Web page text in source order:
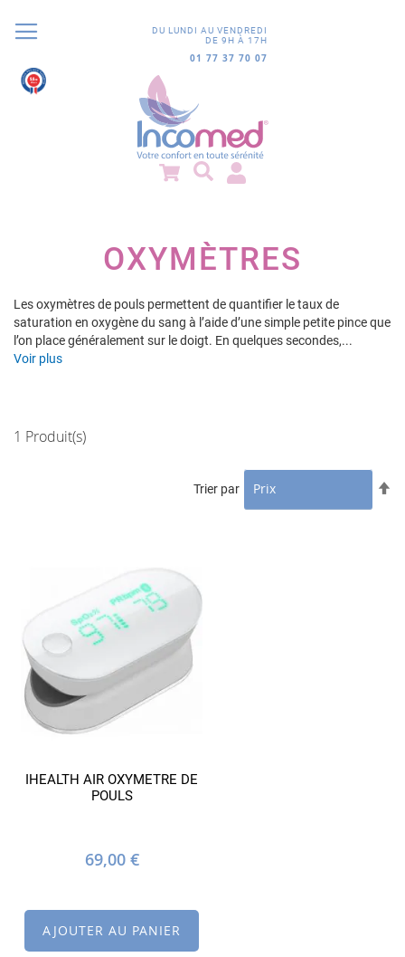
DU LUNDI AU VENDREDI
DE 9H À 17H
01 77 37 70 07
OXYMÈTRES
Les oxymètres de pouls permettent de quantifier le taux de
saturation en oxygène du sang à l’aide d’une simple petite pince que
l’on place généralement sur le doigt. En quelques secondes,...
Voir plus
1 Produit(s)
Trier par
IHEALTH AIR OXYMETRE DE
POULS
69,00 €
AJOUTER AU PANIER
9.8/10
852 avis